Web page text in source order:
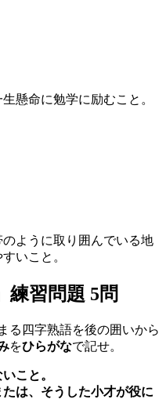
懸命に勉学に励むこと。
のように取り囲んでいる地
いこと。
練習問題 5問
る四字熟語を後の囲いから
をひらがなで記せ。
こと。
は、そうした小才が役に